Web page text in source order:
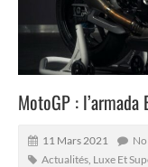
MotoGP :
11 Mars 2021
Actualités Luxe Et